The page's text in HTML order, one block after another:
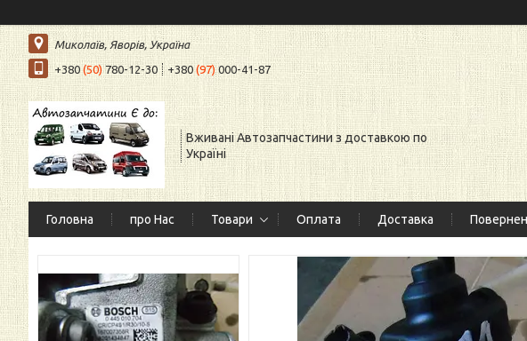
Миколаїв, Яворів, Україна
+380 (50)780-12-30 +380(97)000-41-87
Вживані Автозапчастини з доставкою по
Україні
Головна про Нас Товари Оплата Доставка